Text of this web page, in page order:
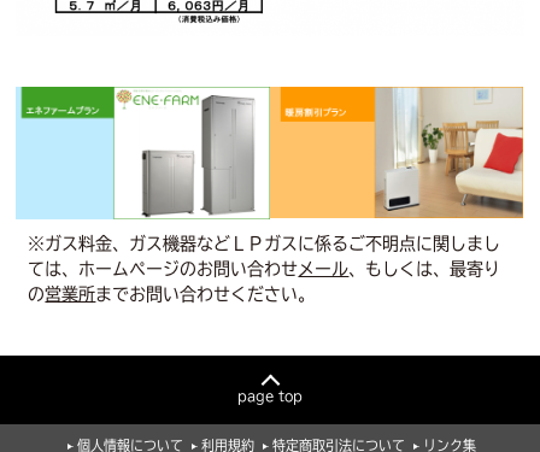
※ガス料金、ガス機器などＬＰガスに係るご不明点に関しまし
ては、ホームページのお問い合わせ メール、もしくは、最寄り
の営業所までお問い合わせください。
page top
個人情報について 利用規約 特定商取引法について リンク集